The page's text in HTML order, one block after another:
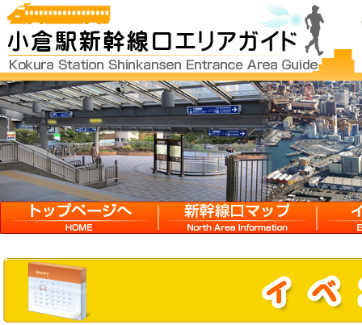
12:00 AM
1:00 AM
2:00 AM
3:00 AM
4:00 AM
5:00 AM